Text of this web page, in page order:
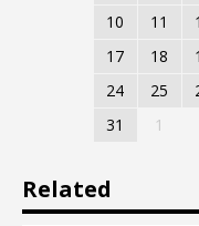
10
11
17
18
24
25
31
1
Related